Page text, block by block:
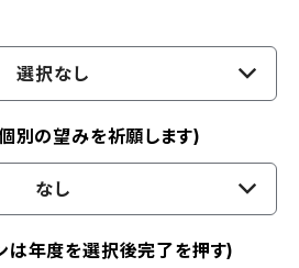
選択なし
の望みを祈願します)
なし
は年度を選択後完了を押す)